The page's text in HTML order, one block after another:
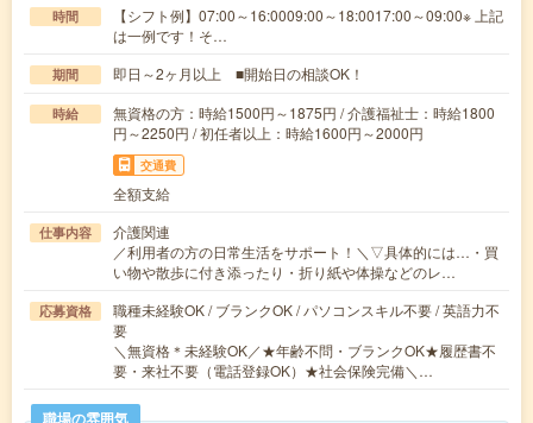
時間
【シフト例】07:00～16:0009:00～18:0017:00～09:00※ 上記
は一例です！そ…
期間 即日～2ヶ月以上 ■開始日の相談OK！
時給
無資格の方：時給1500円～1875円 / 介護福祉士：時給1800
円～2250円 / 初任者以上：時給1600円～2000円
交通費
全額支給
仕事内容
介護関連
／利用者の方の日常生活をサポート！＼▽具体的には…・買
い物や散歩に付き添ったり・折り紙や体操などのレ…
応募資格
職種未経験OK / ブランクOK / パソコンスキル不要 / 英語力不
要
＼無資格＊未経験OK／★年齢不問・ブランクOK★履歴書不
要・来社不要（電話登録OK）★社会保険完備＼…
職場の雰囲気